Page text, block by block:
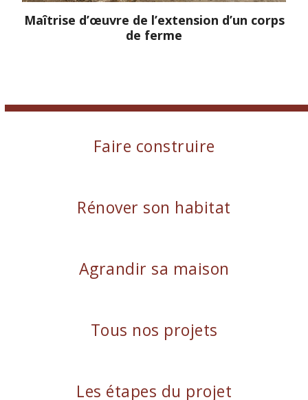
Maîtrise d’œuvre de l’extension d’un corps
de ferme
Faire construire
Rénover son habitat
Agrandir sa maison
Tous nos projets
Les étapes du projet